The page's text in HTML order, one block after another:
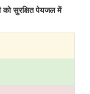
को सुरक्षित पेयजल में